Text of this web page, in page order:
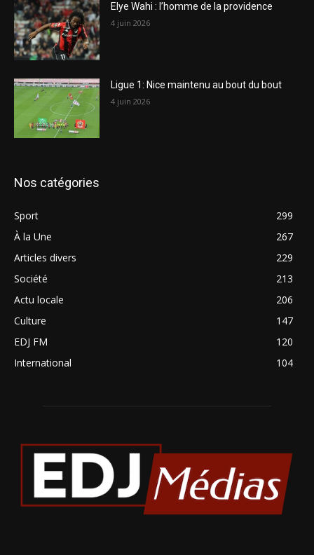
Elye Wahi : l’homme de la providence
4 juin 2026
Ligue 1: Nice maintenu au bout du bout
4 juin 2026
Nos catégories
Sport
299
À la Une
267
Articles divers
229
Société
213
Actu locale
206
Culture
147
EDJ FM
120
International
104